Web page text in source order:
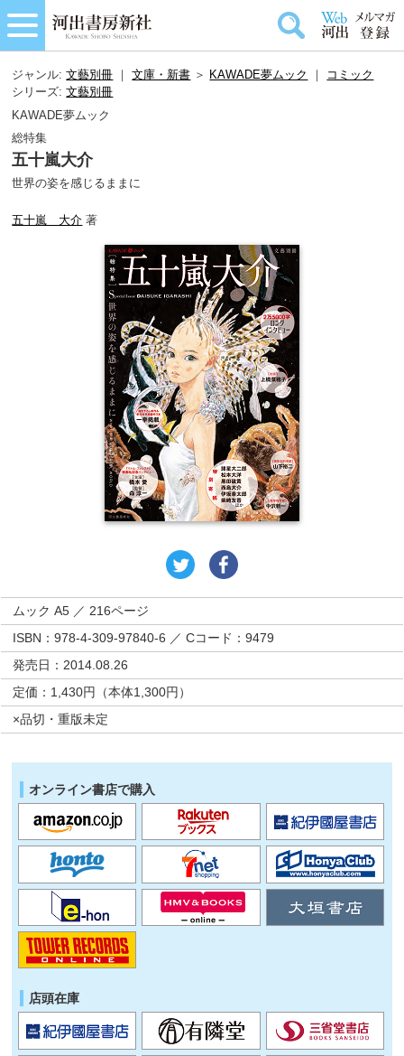
ジャンル:文藝別冊 ｜文庫・新書 ＞ KAWADE夢ムック ｜
コミック
シリーズ:文藝別冊
KAWADE夢ムック
総特集
五十嵐大介
世界の姿を感じるままに
五十嵐 大介 著
ムック A5 ／ 216ページ
ISBN：978-4-309-97840-6 ／ Cコード：9479
発売日：2014.08.26
定価：1,430円（本体1,300円）
×品切・重版未定
オンライン書店で購入
店頭在庫